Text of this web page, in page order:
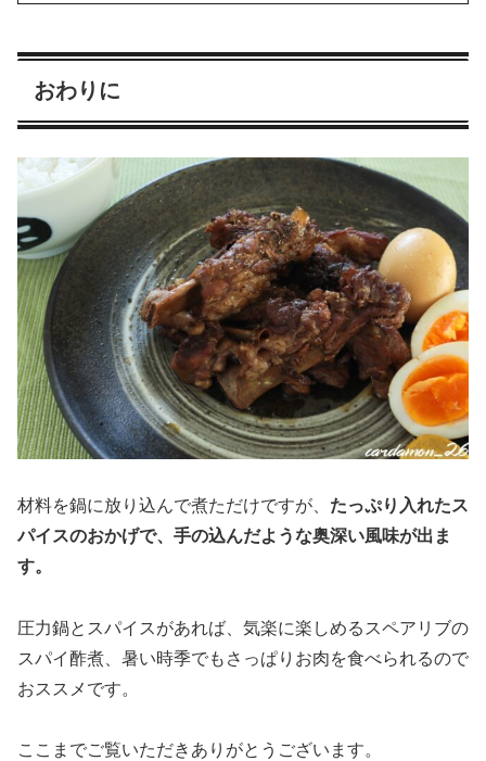
おわりに
材料を鍋に放り込んで煮ただけですが、 たっぷり入れたス
パイスのおかげで、手の込んだような奥深い風味が出ま
す。
圧力鍋とスパイスがあれば、気楽に楽しめるスペアリブの
スパイ酢煮、暑い時季でもさっぱりお肉を食べられるので
おススメです。
ここまでご覧いただきありがとうございます。